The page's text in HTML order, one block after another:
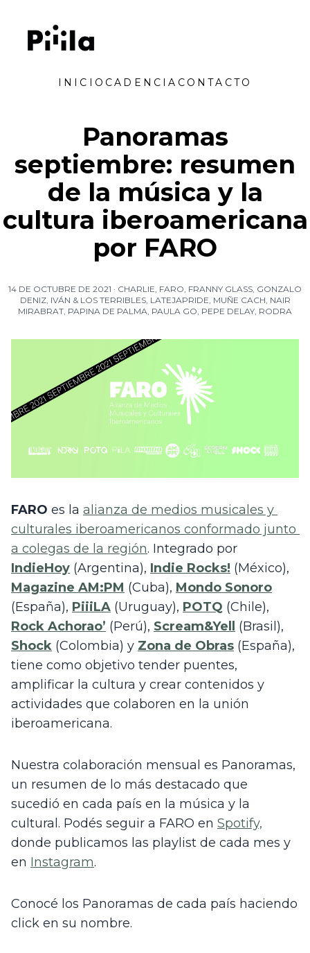
INICIO CADENCIA CONTACTO
Panoramas
septiembre: resumen
de la música y la
cultura iberoamericana
por FARO
14 DE OCTUBRE DE 2021 · CHARLIE FARO FRANNY GLASS GONZALO
DENIZ, IVÁN & LOS TERRIBLES, LATEJAPRIDE MUÑE CACH NAIR
MIRABRAT PAPINA DE PALMA PAULA GO PEPE DELAY RODRA
FARO es la alianza de medios musicales y
culturales iberoamericanos conformado junto
a colegas de la región
IndieHoy (Argentina), Indie Rocks!
Magazine AM:PM (Cuba), Mondo Sonoro
(España), PiiiLA (Uruguay), POTQ
Rock Achorao’ (Perú), Scream&Yell
Shock (Colombia) y Zona de Obras (España),
tiene como objetivo tender puentes,
amplificar la cultura y crear contenidos y
actividades que colaboren en la unión
iberoamericana.
Nuestra colaboración mensual es Panoramas,
un resumen de lo más destacado que
sucedió en cada país en la música y la
cultural. Podés seguir a FARO en Spotify,
donde publicamos las playlist de cada mes y
en Instagram.
Conocé los Panoramas de cada país haciendo
click en su nombre.